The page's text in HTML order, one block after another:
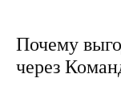
Почему
через